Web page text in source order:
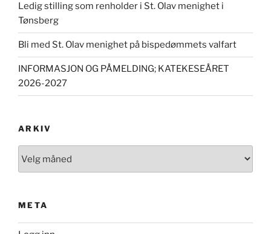
Ledig stilling som renholder i St. Olav menighet i
Tønsberg
Bli med St. Olav menighet på bispedømmets valfart
INFORMASJON OG PÅMELDING; KATEKESEÅRET
2026-2027
ARKIV
META